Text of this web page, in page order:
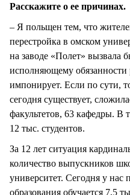
Расскажите о ее причинах.
– Я польщен тем, что
перестройка в омском
на заводе «Полет» вызвала
исполняющему обязанности
импонирует. Если по сути,
сегодня существует,
факультетов, 63 кафедры. В
12 тыс. студентов.
За 12 лет ситуация
количество выпускников
университет. Сегодня у
образования обучается 7,5